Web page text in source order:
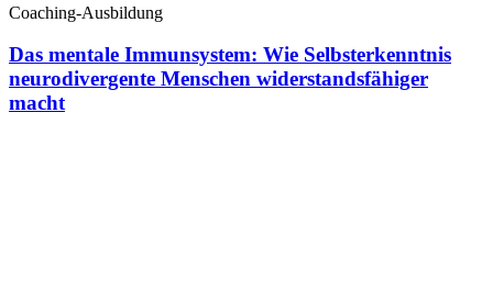
Coaching-Ausbildung
Das mentale Immunsystem: Wie Selbsterkenntnis
neurodivergente Menschen widerstandsfähiger
macht